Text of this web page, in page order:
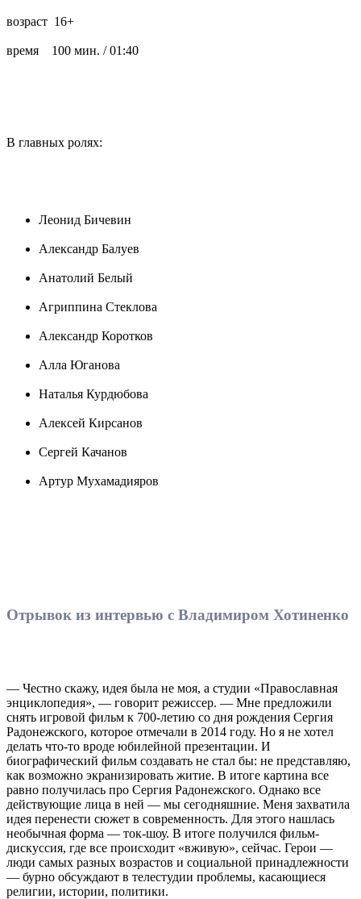
возраст 16+
время 100 мин. / 01:40
В главных ролях:
Леонид Бичевин
Александр Балуев
Анатолий Белый
Агриппина Стеклова
Александр Коротков
Алла Юганова
Наталья Курдюбова
Алексей Кирсанов
Сергей Качанов
Артур Мухамадияров
Отрывок из интервью с Владимиром Хотиненко
— Честно скажу, идея была не моя, а студии «Православная
энциклопедия», — говорит режиссер. — Мне предложили
снять игровой фильм к 700-летию со дня рождения Сергия
Радонежского, которое отмечали в 2014 году. Но я не хотел
делать что-то вроде юбилейной презентации. И
биографический фильм создавать не стал бы: не представляю,
как возможно экранизировать житие. В итоге картина все
равно получилась про Сергия Радонежского. Однако все
действующие лица в ней — мы сегодняшние. Меня захватила
идея перенести сюжет в современность. Для этого нашлась
необычная форма — ток-шоу. В итоге получился фильм-
дискуссия, где все происходит «вживую», сейчас. Герои —
люди самых разных возрастов и социальной принадлежности
— бурно обсуждают в телестудии проблемы, касающиеся
религии, истории, политики.